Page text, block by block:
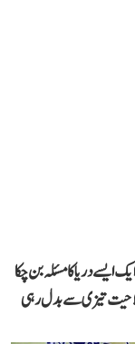
ایسے دریا کا مسئلہ بن چکا
تیزی سے بدل رہی